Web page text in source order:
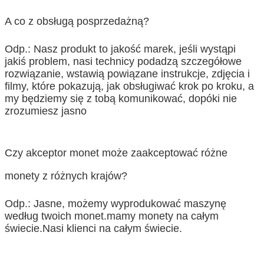
A co z obsługą posprzedażną?
Odp.: Nasz produkt to jakość marek, jeśli wystąpi
jakiś problem, nasi technicy podadzą szczegółowe
rozwiązanie, wstawią powiązane instrukcje, zdjęcia i
filmy, które pokazują, jak obsługiwać krok po kroku, a
my będziemy się z tobą komunikować, dopóki nie
zrozumiesz jasno
Czy akceptor monet może zaakceptować różne
monety z różnych krajów?
Odp.: Jasne, możemy wyprodukować maszynę
według twoich monet.mamy monety na całym
świecie.Nasi klienci na całym świecie.